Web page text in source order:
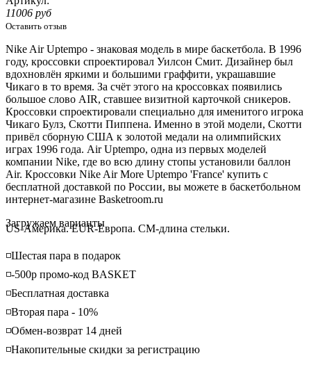
11006 руб
Оставить отзыв
Nike Air Uptempo - знаковая модель в мире баскетбола. В 1996
году, кроссовки спроектировал Уилсон Смит. Дизайнер был
вдохновлён яркими и большими граффити, украшавшие
Чикаго в то время. За счёт этого на кроссовках появились
большое слово AIR, ставшее визитной карточкой сникеров.
Кроссовки спроектировали специально для именитого игрока
Чикаго Булз, Скотти Пиппена. Именно в этой модели, Скотти
привёл сборную США к золотой медали на олимпийских
играх 1996 года. Air Uptempo, одна из первых моделей
компании Nike, где во всю длину стопы установили баллон
Air. Кроссовки Nike Air More Uptempo 'France' купить с
бесплатной доставкой по России, вы можете в баскетбольном
интернет-магазине Basketroom.ru
Loading...
Загружаем варианты
US-Америка. EUR-Европа. CM-длина стельки.
◽️Шестая пара в подарок
◽️-500р промо-код BASKET
◽️Бесплатная доставка
◽️Вторая пара - 10%
◽️Обмен-возврат 14 дней
◽️Накопительные скидки за регистрацию